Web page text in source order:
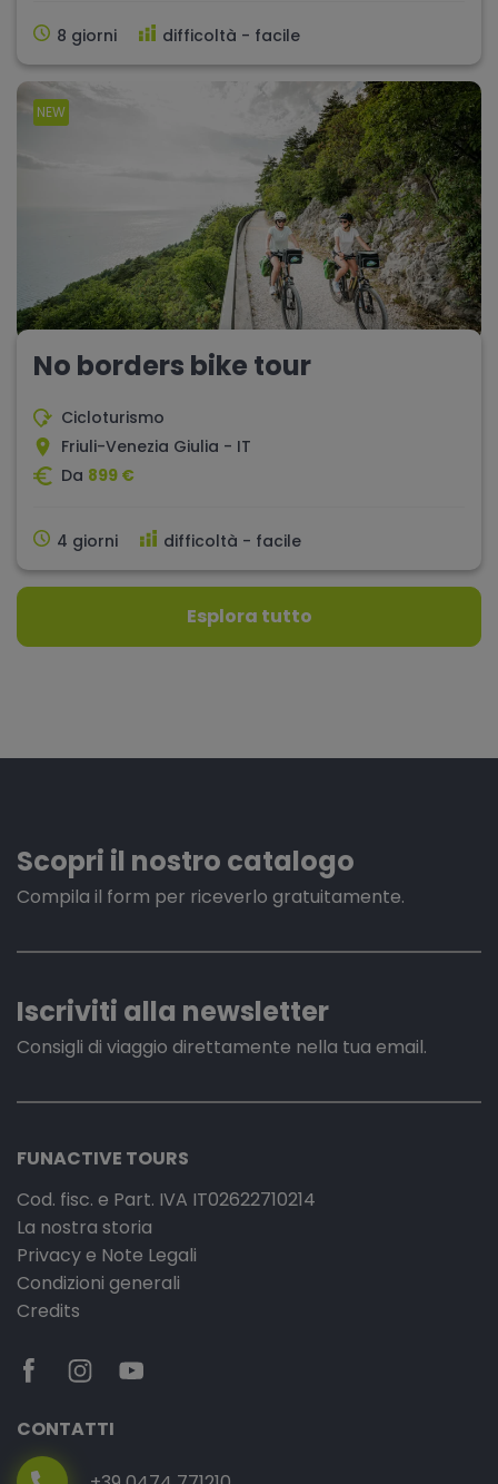
8 giorni difficoltà - facile
NEW
No borders bike tour
Cicloturismo
Friuli-Venezia Giulia - IT
Da 899 €
4 giorni difficoltà - facile
Esplora tutto
Scopri il nostro catalogo
Compila il form per riceverlo gratuitamente.
Iscriviti alla newsletter
Consigli di viaggio direttamente nella tua email.
FUNACTIVE TOURS
Cod. fisc. e Part. IVA IT02622710214
La nostra storia
Privacy e Note Legali
Condizioni generali
Credits
CONTATTI